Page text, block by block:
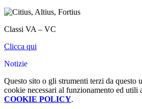
Classi VA – VC
Clicca qui
Notizie
Questo sito o gli strumenti terzi da questo
cookie necessari al funzionamento ed utili
COOKIE POLICY.